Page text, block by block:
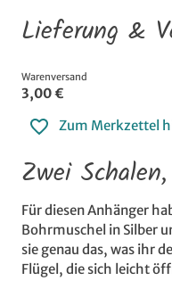
Lieferung &
Warenversand
3,00 €
Zum Merkzettel
Zwei
Für diesen Anhänger
Bohrmuschel in Silber
sie genau das, was ihr
Flügel, die sich leicht